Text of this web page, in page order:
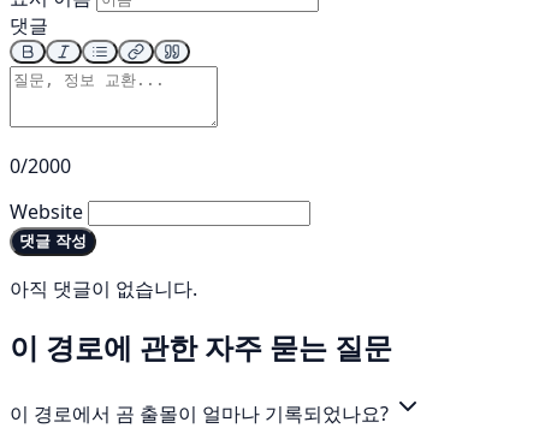
댓글
0/2000
Website
댓글 작성
아직 댓글이 없습니다.
이 경로에 관한 자주 묻는 질문
이 경로에서 곰 출몰이 얼마나 기록되었나요?